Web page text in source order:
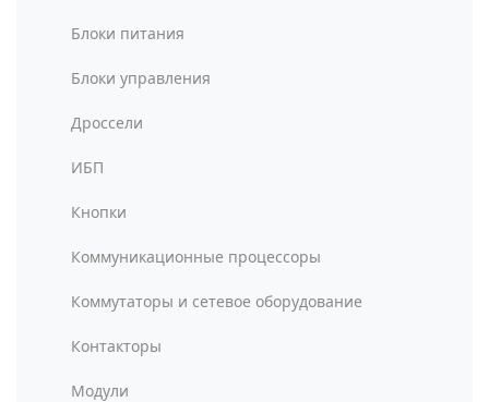
Блоки питания
Блоки управления
Дроссели
ИБП
Кнопки
Коммуникационные процессоры
Коммутаторы и сетевое оборудование
Контакторы
Модули